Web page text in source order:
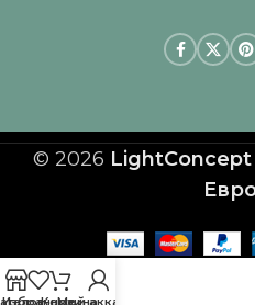
© 2026
Избранное
Корзина
Мой аккаунт